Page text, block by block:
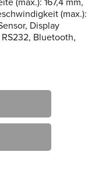
(max.):
Display
Bluetooth,